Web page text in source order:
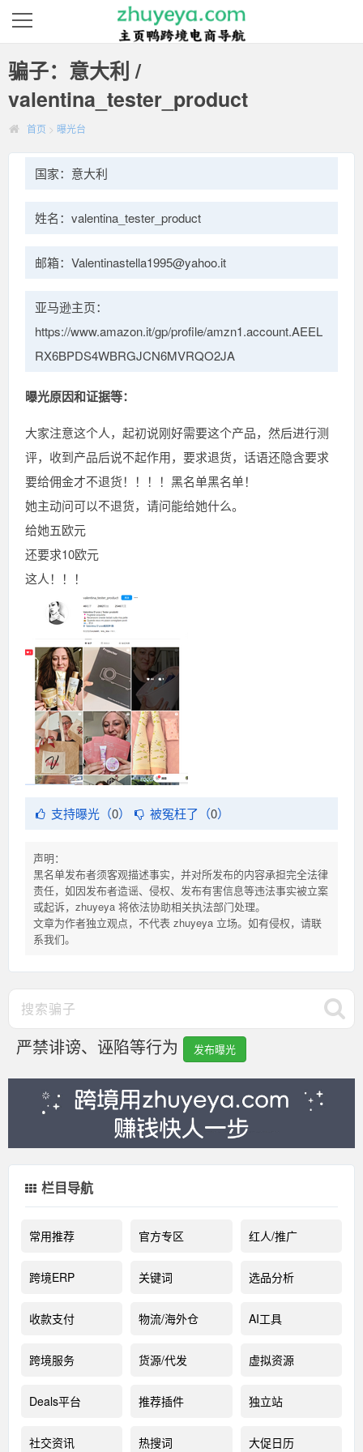
骗子：意大利 /
valentina_tester_product
首页 > 曝光台
国家：意大利
姓名：valentina_tester_product
邮箱：Valentinastella1995@yahoo.it
亚马逊主页：
https://www.amazon.it/gp/profile/amzn1.account.AEEL
RX6BPDS4WBRGJCN6MVRQO2JA
曝光原因和证据等：
大家注意这个人，起初说刚好需要这个产品，然后进行测
评，收到产品后说不起作用，要求退货，话语还隐含要求
要给佣金才不退货！！！！黑名单黑名单！
她主动问可以不退货，请问能给她什么。
给她五欧元
还要求10欧元
这人！！！
支持曝光（0） 被冤枉了（0）
声明：
黑名单发布者须客观描述事实，并对所发布的内容承担完全法律
责任，如因发布者造谣、侵权、发布有害信息等违法事实被立案
或起诉，zhuyeya 将依法协助相关执法部门处理。
文章为作者独立观点，不代表 zhuyeya 立场。如有侵权，请联
系我们。
严禁诽谤、诬陷等行为 发布曝光
栏目导航
常用推荐 官方专区 红人/推广
跨境ERP 关键词 选品分析
收款支付 物流/海外仓 AI工具
跨境服务 货源/代发 虚拟资源
Deals平台 推荐插件 独立站
社交资讯 热搜词 大促日历